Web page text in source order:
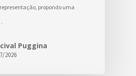
propondo uma
Puggina
2026